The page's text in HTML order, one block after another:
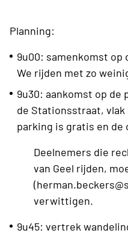
Planning:
9u00: samenkomst op
We rijden met zo
9u30: aankomst op de
de Stationsstraat,
parking is gratis en de
Deelnemers die
van Geel rijden,
verwittigen.
9u45: vertrek